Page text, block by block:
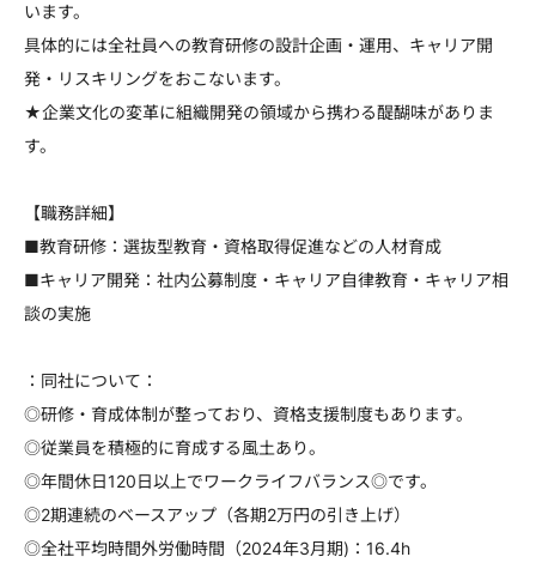
います。
具体的には全社員への教育研修の設計企画・運用、キャリア開
発・リスキリングをおこないます。
★企業文化の変革に組織開発の領域から携わる醍醐味がありま
す。
【職務詳細】
■教育研修：選抜型教育・資格取得促進などの人材育成
■キャリア開発：社内公募制度・キャリア自律教育・キャリア相
談の実施
：同社について：
◎研修・育成体制が整っており、資格支援制度もあります。
◎従業員を積極的に育成する風土あり。
◎年間休日120日以上でワークライフバランス◎です。
◎2期連続のベースアップ（各期2万円の引き上げ）
◎全社平均時間外労働時間（2024年3月期)：16.4h